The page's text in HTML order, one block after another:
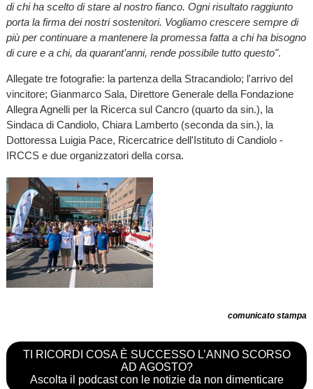
di chi ha scelto di stare al nostro fianco. Ogni risultato raggiunto
porta la firma dei nostri sostenitori. Vogliamo crescere sempre di
più per continuare a mantenere la promessa fatta a chi ha bisogno
di cure e a chi, da quarant’anni, rende possibile tutto questo".
Allegate tre fotografie: la partenza della Stracandiolo; l'arrivo del
vincitore; Gianmarco Sala, Direttore Generale della Fondazione
Allegra Agnelli per la Ricerca sul Cancro (quarto da sin.), la
Sindaca di Candiolo, Chiara Lamberto (seconda da sin.), la
Dottoressa Luigia Pace, Ricercatrice dell'Istituto di Candiolo -
IRCCS e due organizzatori della corsa.
comunicato stampa
TI RICORDI COSA È SUCCESSO L’ANNO SCORSO
AD AGOSTO?
Ascolta il podcast con le notizie da non dimenticare